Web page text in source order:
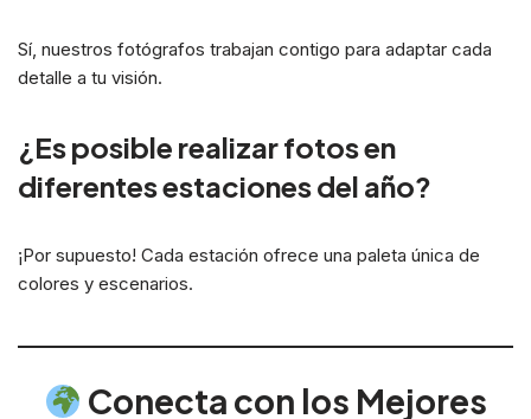
Sí, nuestros fotógrafos trabajan contigo para adaptar cada
detalle a tu visión.
¿Es posible realizar fotos en
diferentes estaciones del año?
¡Por supuesto! Cada estación ofrece una paleta única de
colores y escenarios.
Conecta con los Mejores